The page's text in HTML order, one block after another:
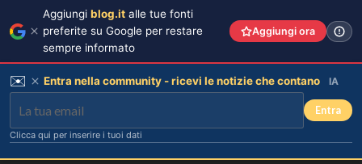
Aggiungi blog.it alle tue fonti
preferite su Google per restare
sempre informato
Aggiungi ora
✉️ Entra nella community - ricevi le notizie che contano IA
Entra
Clicca qui per inserire i tuoi dati